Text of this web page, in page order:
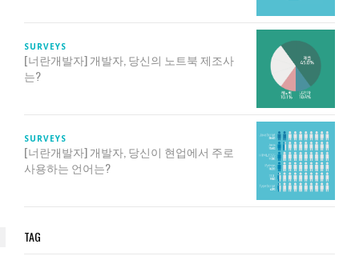
SURVEYS
[너란개발자] 개발자, 당신의 노트북 제조사
는?
SURVEYS
[너란개발자] 개발자, 당신이 현업에서 주로
사용하는 언어는?
TAG